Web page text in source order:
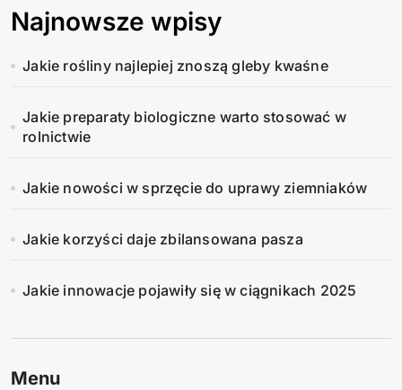
Najnowsze wpisy
Jakie rośliny najlepiej znoszą gleby kwaśne
Jakie preparaty biologiczne warto stosować w
rolnictwie
Jakie nowości w sprzęcie do uprawy ziemniaków
Jakie korzyści daje zbilansowana pasza
Jakie innowacje pojawiły się w ciągnikach 2025
Menu